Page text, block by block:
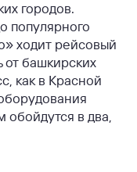
городов.
популярного
ходит рейсовый
от башкирских
как в Красной
обойдутся в два,